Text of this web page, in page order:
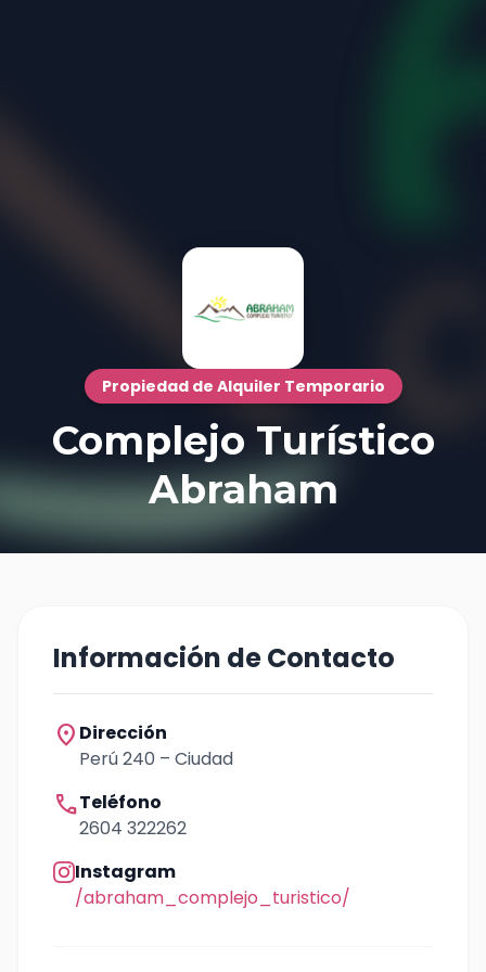
Propiedad de Alquiler Temporario
Complejo Turístico
Abraham
Información de Contacto
location_on Dirección
Perú 240 – Ciudad
callTeléfono
2604 322262
Instagram
/abraham_complejo_turistico/